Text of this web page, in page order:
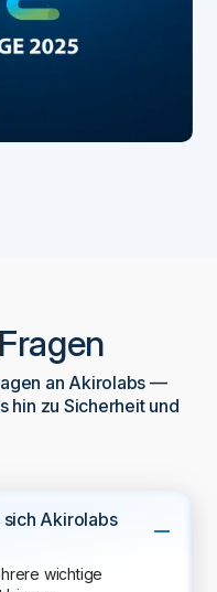
an Akirolabs —
hin zu Sicherheit und
Akirolabs
wichtige